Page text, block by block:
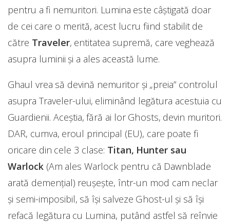
pentru a fi nemuritori. Lumina este câștigată doar
de cei care o merită, acest lucru fiind stabilit de
către Traveler, entitatea supremă, care veghează
asupra luminii și a ales această lume.
Ghaul vrea să devină nemuritor și „preia” controlul
asupra Traveler-ului, eliminând legătura acestuia cu
Guardienii. Aceștia, fără ai lor Ghosts, devin muritori.
DAR, cumva, eroul principal (EU), care poate fi
oricare din cele 3 clase: Titan, Hunter sau
Warlock (Am ales Warlock pentru că Dawnblade
arată demențial) reușește, într-un mod cam neclar
și semi-imposibil, să își salveze Ghost-ul și să își
refacă legătura cu Lumina, putând astfel să reînvie